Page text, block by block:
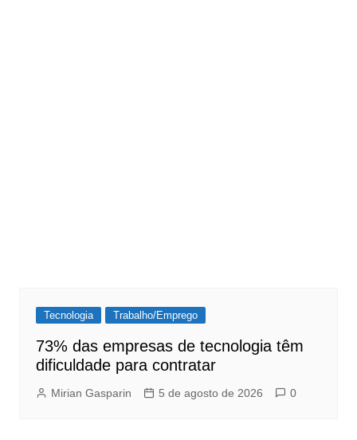
Tecnologia Trabalho/Emprego
73% das empresas de tecnologia têm
dificuldade para contratar
Mirian Gasparin 5 de agosto de 2026 0